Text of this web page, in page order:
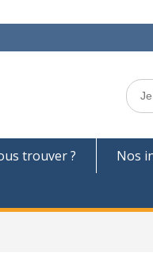
Search
for:
trouver ? Nos